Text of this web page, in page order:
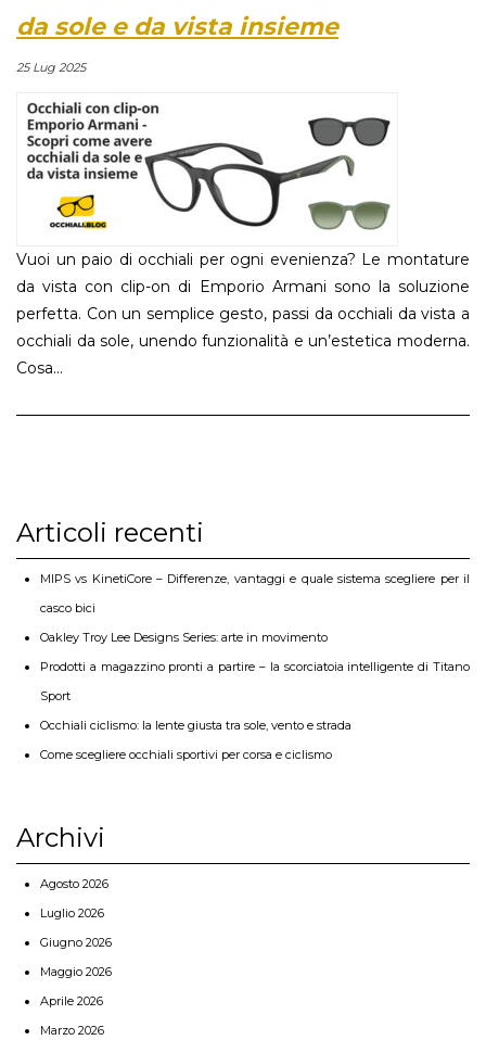
da sole e da vista insieme
25 Lug 2025
Vuoi un paio di occhiali per ogni evenienza? Le montature
da vista con clip-on di Emporio Armani sono la soluzione
perfetta. Con un semplice gesto, passi da occhiali da vista a
occhiali da sole, unendo funzionalità e un’estetica moderna.
Cosa...
Articoli recenti
MIPS vs KinetiCore – Differenze, vantaggi e quale sistema scegliere per il
casco bici
Oakley Troy Lee Designs Series: arte in movimento
Prodotti a magazzino pronti a partire – la scorciatoia intelligente di Titano
Sport
Occhiali ciclismo: la lente giusta tra sole, vento e strada
Come scegliere occhiali sportivi per corsa e ciclismo
Archivi
Agosto 2026
Luglio 2026
Giugno 2026
Maggio 2026
Aprile 2026
Marzo 2026